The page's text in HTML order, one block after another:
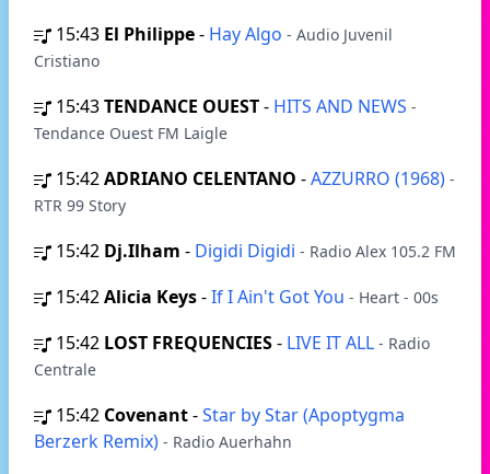
15:43 El Philippe- Hay Algo - Audio Juvenil
Cristiano
15:43TENDANCE OUEST- HITS AND NEWS -
Tendance Ouest FM Laigle
15:42ADRIANO CELENTANO -AZZURRO (1968) -
RTR 99 Story
15:42 Dj.Ilham - Digidi Digidi - Radio Alex 105.2 FM
15:42Alicia Keys-If I Ain't Got You - Heart - 00s
15:42 LOST FREQUENCIES- LIVE IT ALL - Radio
Centrale
15:42 Covenant-Star by Star (Apoptygma
Berzerk Remix) - Radio Auerhahn